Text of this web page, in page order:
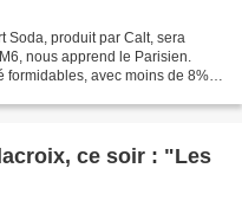
Soda, produit par Calt, sera
nous apprend le Parisien.
formidables, avec moins de 8%
ce soir : "Les